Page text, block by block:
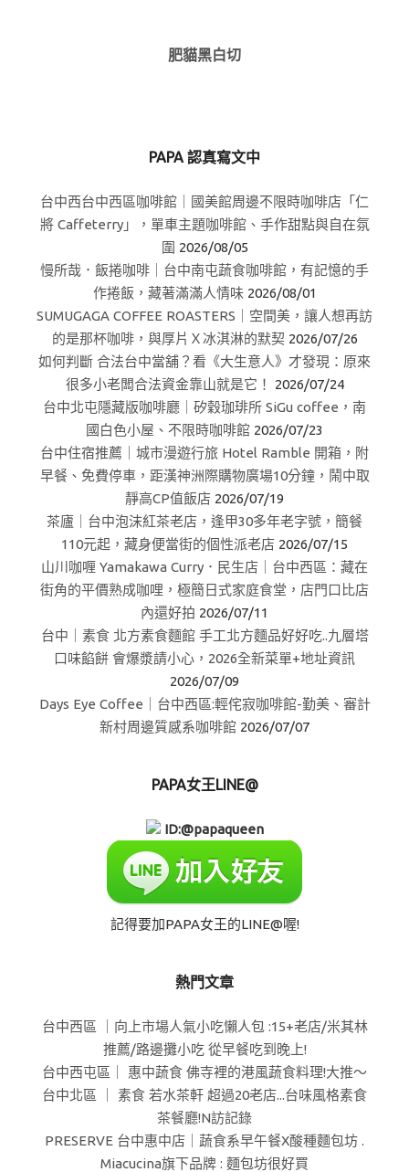
肥貓黑白切
PAPA 認真寫文中
台中西台中西區咖啡館｜國美館周邊不限時咖啡店「仁
將 Caffeterry」，單車主題咖啡館、手作甜點與自在氛
圍 2026/08/05
慢所哉．飯捲咖啡｜台中南屯蔬食咖啡館，有記憶的手
作捲飯，藏著滿滿人情味 2026/08/01
SUMUGAGA COFFEE ROASTERS｜空間美，讓人想再訪
的是那杯咖啡，與厚片Ｘ冰淇淋的默契 2026/07/26
如何判斷 合法台中當舖？看《大生意人》才發現：原來
很多小老闆合法資金靠山就是它！
2026/07/24
台中北屯隱藏版咖啡廳｜矽穀珈琲所 SiGu coffee，南
國白色小屋、不限時咖啡館 2026/07/23
台中住宿推薦｜城市漫遊行旅 Hotel Ramble 開箱，附
早餐、免費停車，距漢神洲際購物廣場10分鐘，鬧中取
靜高CP值飯店 2026/07/19
茶廬｜台中泡沫紅茶老店，逢甲30多年老字號，簡餐
110元起，藏身便當街的個性派老店 2026/07/15
山川咖喱 Yamakawa Curry．民生店｜台中西區：藏在
街角的平價熟成咖哩，極簡日式家庭食堂，店門口比店
內還好拍 2026/07/11
台中｜素食 北方素食麵館 手工北方麵品好好吃..九層塔
口味餡餅 會爆漿請小心，2026全新菜單+地址資訊
2026/07/09
Days Eye Coffee｜台中西區:輕侘寂咖啡館-勤美、審計
新村周邊質感系咖啡館 2026/07/07
PAPA女王LINE@
ID:@papaqueen
記得要加PAPA女王的LINE@喔!
熱門文章
台中西區 ｜向上市場人氣小吃懶人包 :15+老店/米其林
推薦/路邊攤小吃 從早餐吃到晚上!
台中西屯區｜ 惠中蔬食 佛寺裡的港風蔬食料理!大推～
台中北區 ｜ 素食 若水茶軒 超過20老店...台味風格素食
茶餐廳!N訪記錄
PRESERVE 台中惠中店｜蔬食系早午餐X酸種麵包坊 .
Miacucina旗下品牌 : 麵包坊很好買